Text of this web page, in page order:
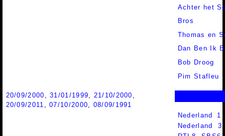
Achter het
Bros
Thomas en
Dan Ben Ik
Bob Droog
Pim Stafleu
20/09/2000 ,31/01/1999 21/10/2000
20/09/2011
,07/10/2000
08/09/1991
Nederland
Nederland